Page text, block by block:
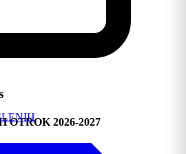
OTROK 2026-2027